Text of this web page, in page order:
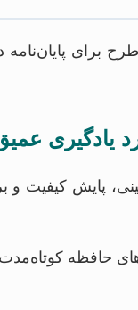
برای
پایش